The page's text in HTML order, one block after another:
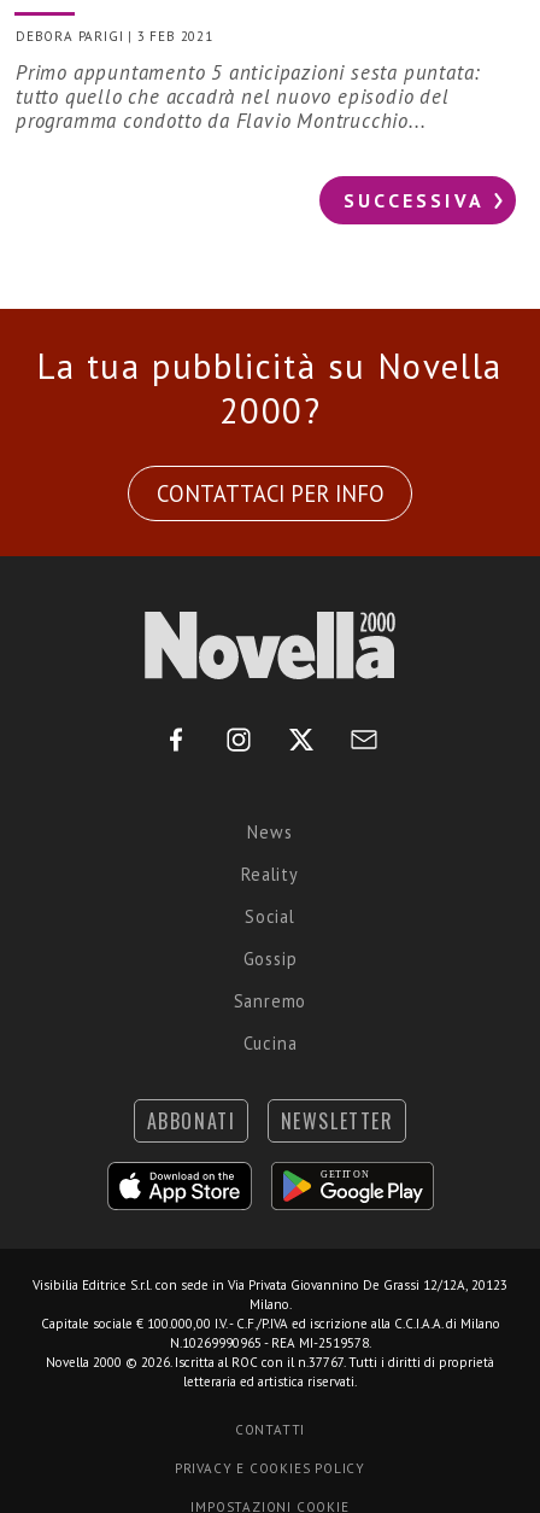
DEBORA PARIGI | 3 FEB 2021
Primo appuntamento 5 anticipazioni sesta puntata:
tutto quello che accadrà nel nuovo episodio del
programma condotto da Flavio Montrucchio...
SUCCESSIVA
La tua pubblicità su Novella
2000?
CONTATTACI PER INFO
News
Reality
Social
Gossip
Sanremo
Cucina
ABBONATI NEWSLETTER
Visibilia Editrice S.r.l. con sede in Via Privata Giovannino De Grassi 12/12A, 20123
Milano.
Capitale sociale € 100.000,00 I.V. - C.F./P.IVA ed iscrizione alla C.C.I.A.A. di Milano
N.10269990965 - REA MI-2519578.
Novella 2000 © 2026. Iscritta al ROC con il n.37767. Tutti i diritti di proprietà
letteraria ed artistica riservati.
CONTATTI
PRIVACY E COOKIES POLICY
IMPOSTAZIONI COOKIE